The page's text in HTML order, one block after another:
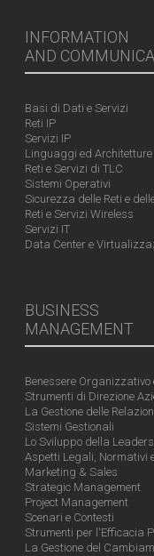
INFORMATION
AND
Basi di Dati e Servizi
Reti IP
Servizi IP
Linguaggi ed
Reti e Servizi di TLC
Sistemi Operativi
Sicurezza delle Reti e
Reti e Servizi Wireless
Servizi IT
Data Center e
BUSINESS
MANAGEMENT
Benessere Organizzativo
Strumenti di Direzione
La Gestione delle
Sistemi Gestionali
Lo Sviluppo della
Aspetti Legali, Normativi
Marketing & Sales
Strategic Management
Project Management
Scenari e Contesti
Strumenti per l'Efficacia
La Gestione del